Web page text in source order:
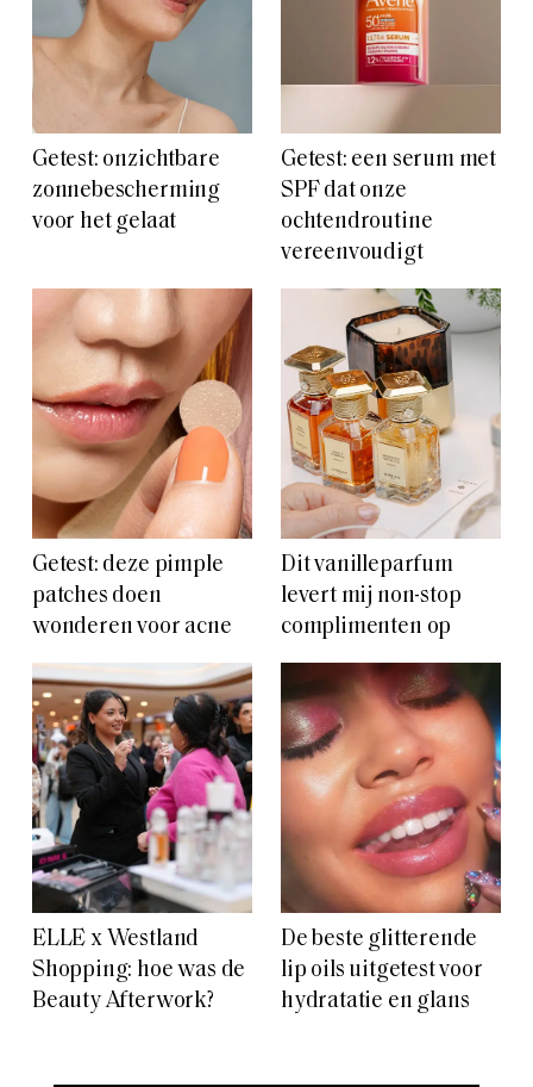
Getest: onzichtbare
zonnebescherming
voor het gelaat
Getest: een serum met
SPF dat onze
ochtendroutine
vereenvoudigt
Getest: deze pimple
patches doen
wonderen voor acne
Dit vanilleparfum
levert mij non-stop
complimenten op
ELLE x Westland
Shopping: hoe was de
Beauty Afterwork?
De beste glitterende
lip oils uitgetest voor
hydratatie en glans